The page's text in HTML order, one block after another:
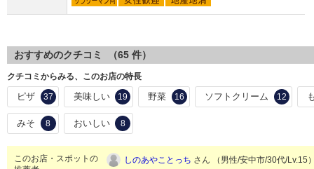
おすすめのクチコミ （65 件）
クチコミからみる、このお店の特長
ピザ 37 美味しい 19 野菜 16 ソフトクリーム 12
みそ 8 おいしい 8
このお店・スポットの
しのあやことっち さん （男性/安中市/30代/Lv.15